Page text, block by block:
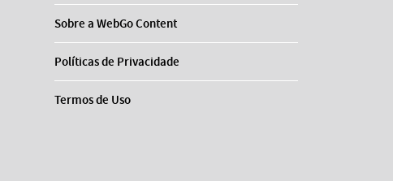
Sobre a WebGo Content
Políticas de Privacidade
Termos de Uso